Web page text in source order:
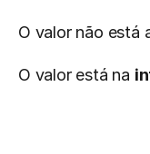
O valor não está
O valor está na